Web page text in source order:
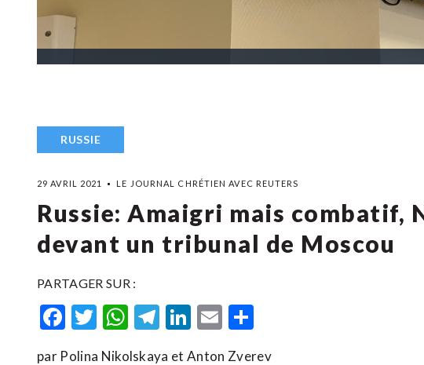
RUSSIE
29 AVRIL 2021 LE JOURNAL CHRÉTIEN AVEC REUTERS
Russie: Amaigri mais combatif,
devant un tribunal de Moscou
PARTAGER SUR :
Facebook
Twitter
WhatsApp
Telegram
LinkedIn
Email
par Polina Nikolskaya et Anton Zverev